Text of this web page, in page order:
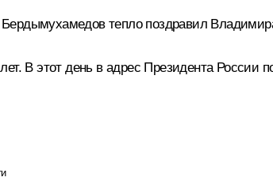
Бердымухамедовтепло поздравил
В этот день в адрес Президента